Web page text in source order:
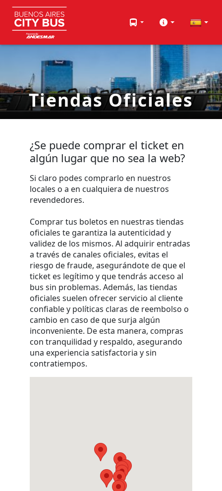
Tiendas Oficiales
¿Se puede comprar el ticket en
algún lugar que no sea la web?
Si claro podes comprarlo en nuestros
locales o a en cualquiera de nuestros
revendedores.
Comprar tus boletos en nuestras tiendas
oficiales te garantiza la autenticidad y
validez de los mismos. Al adquirir entradas
a través de canales oficiales, evitas el
riesgo de fraude, asegurándote de que el
ticket es legítimo y que tendrás acceso al
bus sin problemas. Además, las tiendas
oficiales suelen ofrecer servicio al cliente
confiable y políticas claras de reembolso o
cambio en caso de que surja algún
inconveniente. De esta manera, compras
con tranquilidad y respaldo, asegurando
una experiencia satisfactoria y sin
contratiempos.